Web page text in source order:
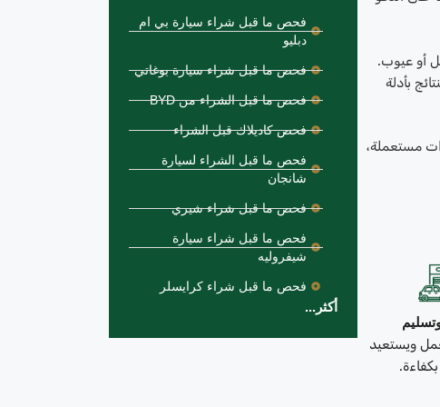
أو عيوب.
بأدلة
مستعملة،
ويستعيد
فحص ما قبل شراء سيارة بي ام
دبليو
فحص ما قبل شراء سيارة بوغاتي
فحص ما قبل الشراء من BYD
فحص كاديلاك قبل الشراء
فحص ما قبل الشراء لسيارة
شانجان
فحص ما قبل شراء شيري
فحص ما قبل شراء سيارة
شيفروليه
فحص ما قبل شراء كرايسلر
أكثر...